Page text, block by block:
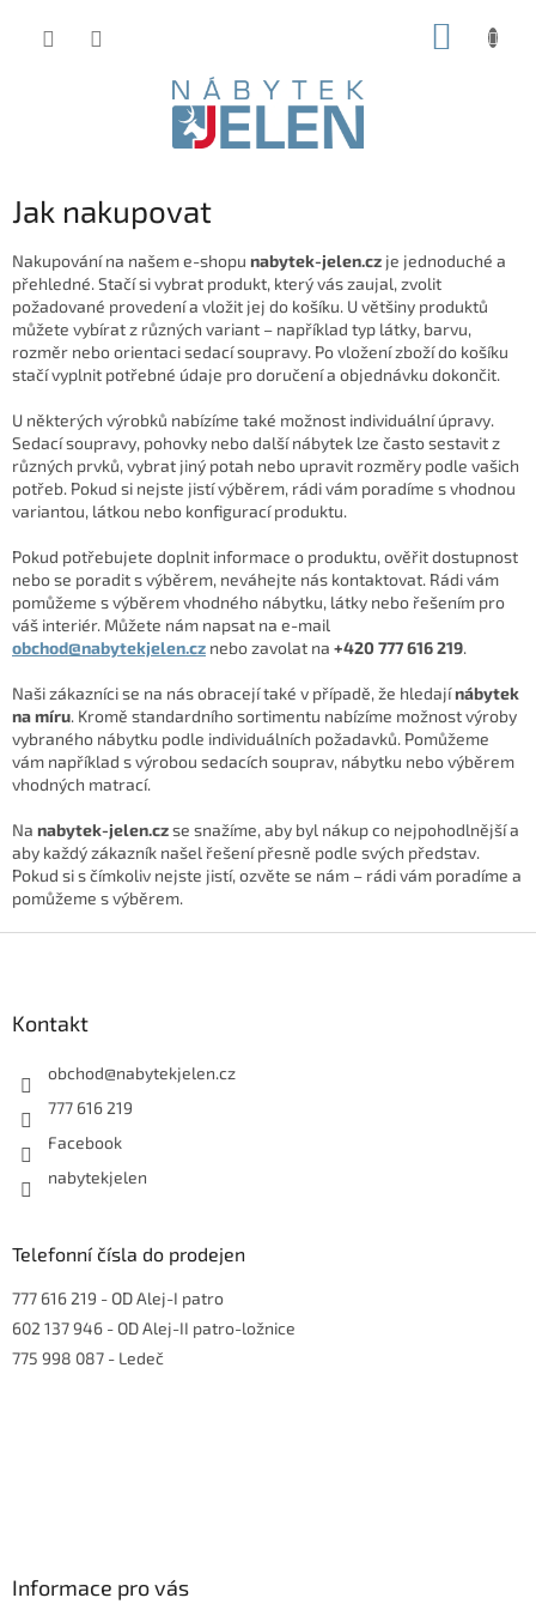
Jak nakupovat
Nakupování na našem e-shopu nabytek-jelen.cz je jednoduché a
přehledné. Stačí si vybrat produkt, který vás zaujal, zvolit
požadované provedení a vložit jej do košíku. U většiny produktů
můžete vybírat z různých variant – například typ látky, barvu,
rozměr nebo orientaci sedací soupravy. Po vložení zboží do košíku
stačí vyplnit potřebné údaje pro doručení a objednávku dokončit.
U některých výrobků nabízíme také možnost individuální úpravy.
Sedací soupravy, pohovky nebo další nábytek lze často sestavit z
různých prvků, vybrat jiný potah nebo upravit rozměry podle vašich
potřeb. Pokud si nejste jistí výběrem, rádi vám poradíme s vhodnou
variantou, látkou nebo konfigurací produktu.
Pokud potřebujete doplnit informace o produktu, ověřit dostupnost
nebo se poradit s výběrem, neváhejte nás kontaktovat. Rádi vám
pomůžeme s výběrem vhodného nábytku, látky nebo řešením pro
váš interiér. Můžete nám napsat na e-mail
obchod@nabytekjelen.cz nebo zavolat na +420 777 616 219.
Naši zákazníci se na nás obracejí také v případě, že hledajínábytek
na míru. Kromě standardního sortimentu nabízíme možnost výroby
vybraného nábytku podle individuálních požadavků. Pomůžeme
vám například s výrobou sedacích souprav, nábytku nebo výběrem
vhodných matrací.
Na nabytek-jelen.czse snažíme, aby byl nákup co nejpohodlnější a
aby každý zákazník našel řešení přesně podle svých představ.
Pokud si s čímkoliv nejste jistí, ozvěte se nám – rádi vám poradíme a
pomůžeme s výběrem.
Kontakt
obchod@nabytekjelen.cz
777 616 219
Facebook
nabytekjelen
Telefonní čísla do prodejen
777 616 219 - OD Alej-I patro
602 137 946 - OD Alej-II patro-ložnice
775 998 087 - Ledeč
Informace pro vás